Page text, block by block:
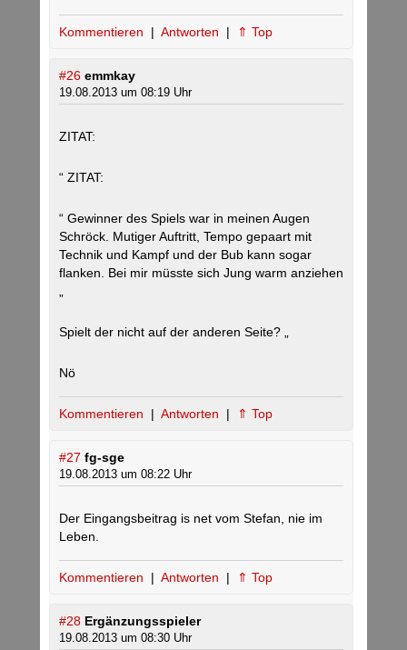
Kommentieren | Antworten | ⇑ Top
#26 emmkay
19.08.2013 um 08:19 Uhr
ZITAT:
“ ZITAT:
“ Gewinner des Spiels war in meinen Augen
Schröck. Mutiger Auftritt, Tempo gepaart mit
Technik und Kampf und der Bub kann sogar
flanken. Bei mir müsste sich Jung warm anziehen
Spielt der nicht auf der anderen Seite? „
Nö
Kommentieren | Antworten | ⇑ Top
#27 fg-sge
19.08.2013 um 08:22 Uhr
Der Eingangsbeitrag is net vom Stefan, nie im
Leben.
Kommentieren | Antworten | ⇑ Top
#28 Ergänzungsspieler
19.08.2013 um 08:30 Uhr